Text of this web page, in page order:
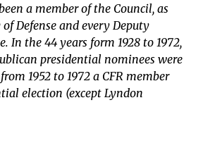
a member of the Council, as
Defense and every Deputy
In the 44 years form 1928 to 1972,
presidential nominees were
1952 to 1972 a CFR member
election (except Lyndon